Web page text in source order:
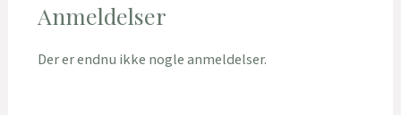
Anmeldelser
Der er endnu ikke nogle anmeldelser.